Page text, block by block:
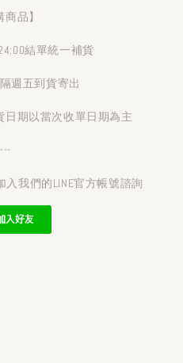
商品】
結單統一補貨
週五到貨寄出
期以當次收單日期為主
---
我們的LINE官方帳號諮詢